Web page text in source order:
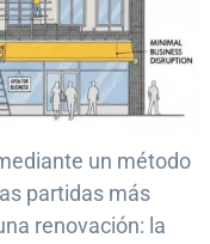
un método
partidas más
renovación: la